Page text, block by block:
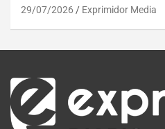
29/07/2026 Exprimidor Media